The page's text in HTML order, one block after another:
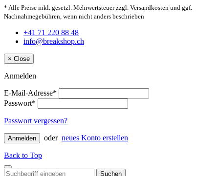
* Alle Preise inkl. gesetzl. Mehrwertsteuer zzgl. Versandkosten und ggf.
Nachnahmegebühren, wenn nicht anders beschrieben
+41 71 220 88 48
info@breakshop.ch
× Close
Anmelden
E-Mail-Adresse*
Passwort*
Passwort vergessen?
Anmelden oder neues Konto erstellen
Back to Top
Suchen